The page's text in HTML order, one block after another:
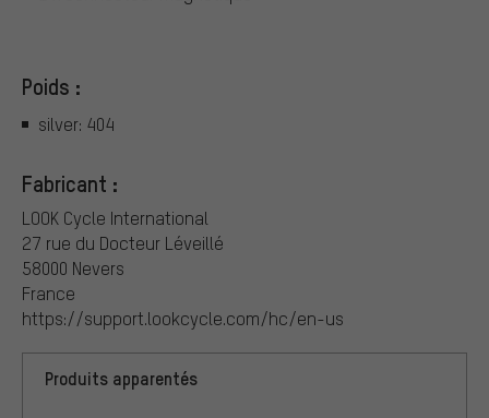
Poids :
silver: 404
Fabricant :
LOOK Cycle International
27 rue du Docteur Léveillé
58000 Nevers
France
https://support.lookcycle.com/hc/en-us
Produits apparentés